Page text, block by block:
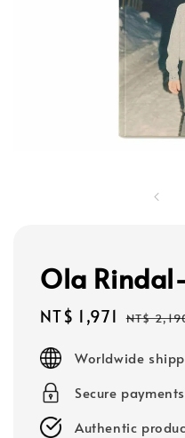
Ola
Sale
NT$ 1,971 NT$
Worldwide
Secure payments
Authentic